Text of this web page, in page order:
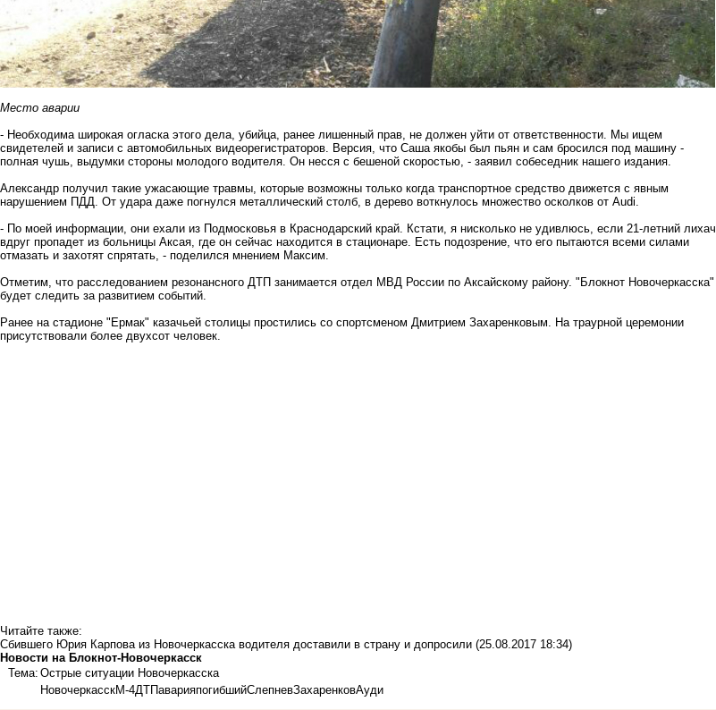
Место аварии
- Необходима широкая огласка этого дела, убийца, ранее лишенный прав, не должен уйти от ответственности. Мы ищем
свидетелей и записи с автомобильных видеорегистраторов. Версия, что Саша якобы был пьян и сам бросился под машину -
полная чушь, выдумки стороны молодого водителя. Он несся с бешеной скоростью, - заявил собеседник нашего издания.
Александр получил такие ужасающие травмы, которые возможны только когда транспортное средство движется с явным
нарушением ПДД. От удара даже погнулся металлический столб, в дерево воткнулось множество осколков от Audi.
- По моей информации, они ехали из Подмосковья в Краснодарский край. Кстати, я нисколько не удивлюсь, если 21-летний лихач
вдруг пропадет из больницы Аксая, где он сейчас находится в стационаре. Есть подозрение, что его пытаются всеми силами
отмазать и захотят спрятать, - поделился мнением Максим.
Отметим, что расследованием резонансного ДТП занимается отдел МВД России по Аксайскому району. "Блокнот Новочеркасска"
будет следить за развитием событий.
Ранее на стадионе "Ермак" казачьей столицы простились со спортсменом Дмитрием Захаренковым. На траурной церемонии
присутствовали более двухсот человек.
Читайте также:
Сбившего Юрия Карпова из Новочеркасска водителя доставили в страну и допросили (25.08.2017 18:34)
Новости на Блoкнoт-Новочеркасск
Тема: Острые ситуации Новочеркасска
НовочеркасскМ-4ДТПаварияпогибшийСлепневЗахаренковАуди